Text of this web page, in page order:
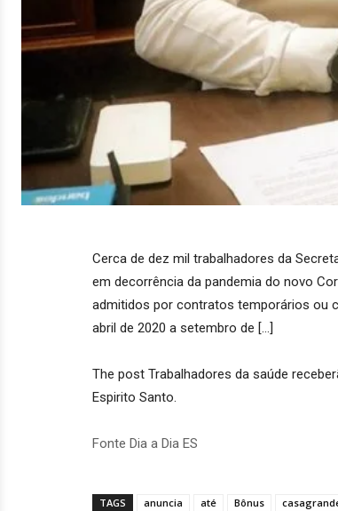
Cerca de dez mil trabalhadores da
em decorrência da pandemia do novo
admitidos por contratos temporários ou
abril de 2020 a setembro de […]
The post Trabalhadores da saúde
Espirito Santo.
Fonte Dia a Dia ES
TAGS anuncia até Bônus